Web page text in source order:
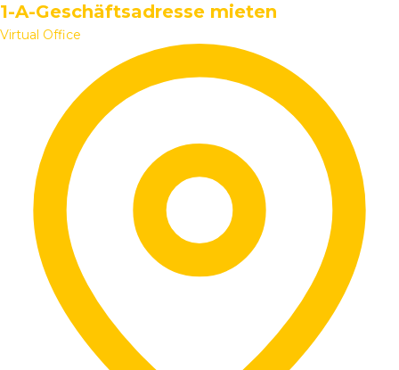
1-A-Geschäftsadresse mieten
Virtual Office